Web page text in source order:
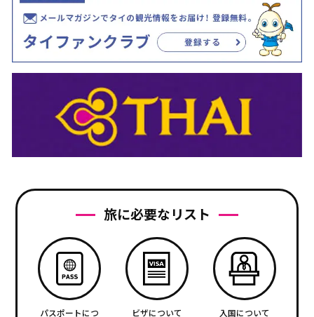
旅に必要なリスト
パスポートにつ
ビザについて 入国について